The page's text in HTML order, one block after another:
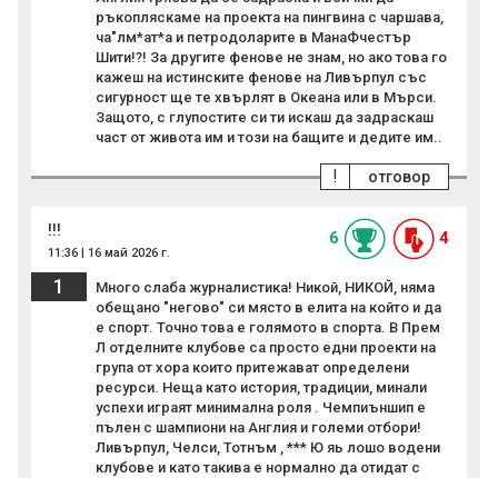
ръкопляскаме на проекта на пингвина с чаршава,
ча"лм*ат*а и петродоларите в МанаФчестър
Шити!?! За другите фенове не знам, но ако това го
кажеш на истинските фенове на Ливърпул със
сигурност ще те хвърлят в Океана или в Мърси.
Защото, с глупостите си ти искаш да задраскаш
част от живота им и този на бащите и дедите им..
отговор
!
!!!
11:36 | 16 май 2026 г.
6 4
1
Много слаба журналистика! Никой, НИКОЙ, няма
обещано "негово" си място в елита на който и да
е спорт. Точно това е голямото в спорта. В Прем
Л отделните клубове са просто едни проекти на
група от хора които притежават определени
ресурси. Неща като история, традиции, минали
успехи играят минимална роля . Чемпиъншип е
пълен с шампиони на Англия и големи отбори!
Ливърпул, Челси, Тотнъм , *** Ю яь лошо водени
клубове и като такива е нормално да отидат с